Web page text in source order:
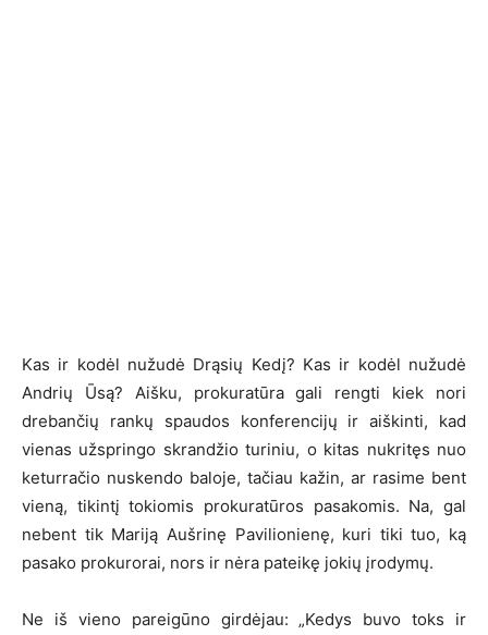
Kas ir kodėl nužudė Drąsių Kedį? Kas ir kodėl nužudė
Andrių Ūsą? Aišku, prokuratūra gali rengti kiek nori
drebančių rankų spaudos konferencijų ir aiškinti, kad
vienas užspringo skrandžio turiniu, o kitas nukritęs nuo
keturračio nuskendo baloje, tačiau kažin, ar rasime bent
vieną, tikintį tokiomis prokuratūros pasakomis. Na, gal
nebent tik Mariją Aušrinę Pavilionienę, kuri tiki tuo, ką
pasako prokurorai, nors ir nėra pateikę jokių įrodymų.
Ne iš vieno pareigūno girdėjau: „Kedys buvo toks ir